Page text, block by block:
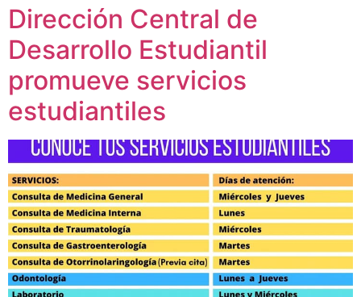
Dirección Central de
Desarrollo Estudiantil
promueve servicios
estudiantiles